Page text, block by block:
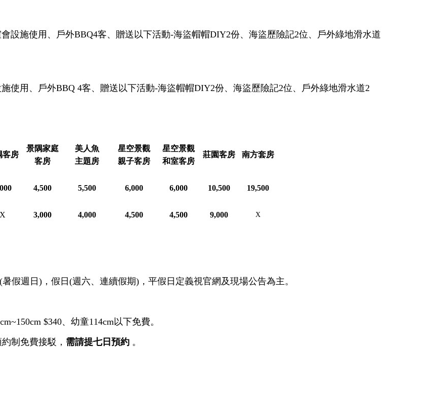
設施使用、戶外BBQ4客、贈送以下活動-海盜帽帽DIY2份、海盜歷險記2位、戶外綠地滑水道
使用、戶外BBQ 4客、贈送以下活動-海盜帽帽DIY2份、海盜歷險記2位、戶外綠地滑水道2
客房
景隅家庭
客房
美人魚
主題房
星空景觀
親子客房
星空景觀
和室客房
莊園客房 南方套房
4,500 5,500 6,000 6,000 10,500 19,500
X 3,000 4,000 4,500 4,500 9,000 X
假週日)，假日(週六、連續假期)，平假日定義視官網及現場公告為主。
$340、幼童114cm以下免費。
制免費接駁， 需請提七日預約 。